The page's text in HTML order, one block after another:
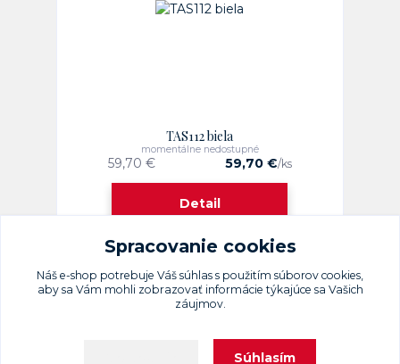
TAS112 biela
59,70 € 59,70 €/ks
momentálne nedostupné
Detail
strana z 1
Spracovanie cookies
Náš e-shop potrebuje Váš súhlas s použitím súborov cookies,
aby sa Vám mohli zobrazovať informácie týkajúce sa Vašich
záujmov.
Súhlasím